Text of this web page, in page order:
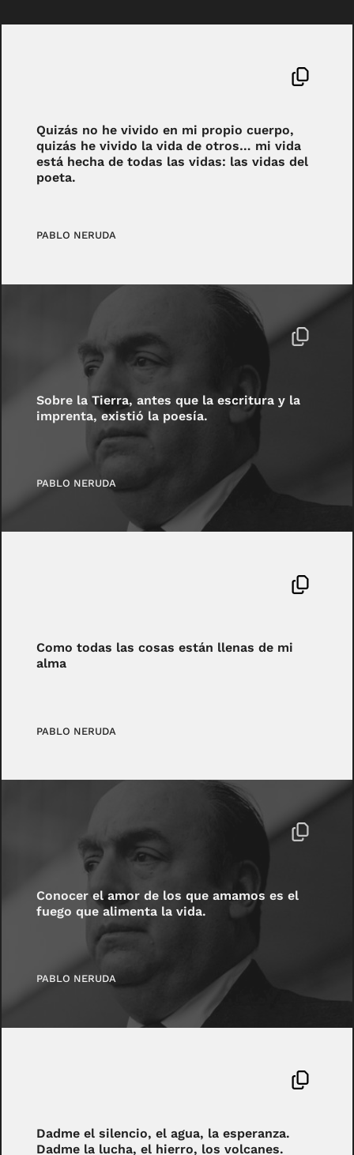
Quizás no he vivido en mi propio cuerpo,
quizás he vivido la vida de otros… mi vida
está hecha de todas las vidas: las vidas del
poeta.
PABLO NERUDA
Sobre la Tierra, antes que la escritura y la
imprenta, existió la poesía.
PABLO NERUDA
Como todas las cosas están llenas de mi
alma
PABLO NERUDA
Conocer el amor de los que amamos es el
fuego que alimenta la vida.
PABLO NERUDA
Dadme el silencio, el agua, la esperanza.
Dadme la lucha, el hierro, los volcanes.